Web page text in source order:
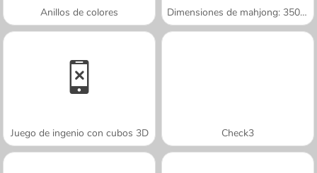
Anillos de colores Dimensiones de mahjong: 350 segundos
Juego de ingenio con cubos 3D Check3